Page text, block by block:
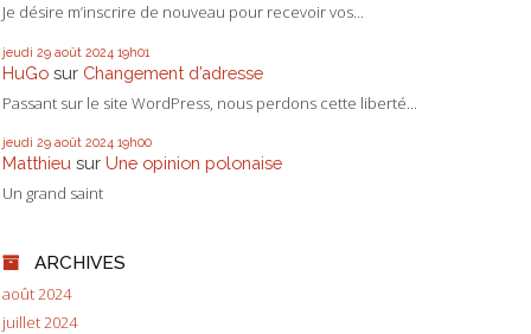
Je désire m’inscrire de nouveau pour recevoir vos...
jeudi 29 août 2024 19h01
HuGo sur Changement d’adresse
Passant sur le site WordPress, nous perdons cette liberté...
jeudi 29 août 2024 19h00
Matthieu sur Une opinion polonaise
Un grand saint
ARCHIVES
août 2024
juillet 2024